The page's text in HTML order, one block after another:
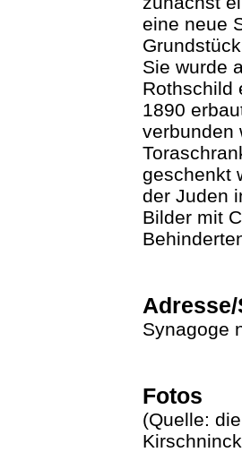
eine neue
Sie wurde
Rothschild
1890
verbunden
geschenkt
der Juden
Bilder mit
Fotos
(Quelle: